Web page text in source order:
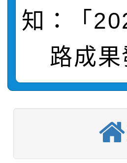
報，惠請
宣導。
學年度第1
結果(第10
【甄選結
學年度第
結果(第2
轉知：本
9月16日
1次會員大
函轉運動
推動社區
計畫」1
【甄選結
學年度第
【甄選結
桃園市家
知：「
路成